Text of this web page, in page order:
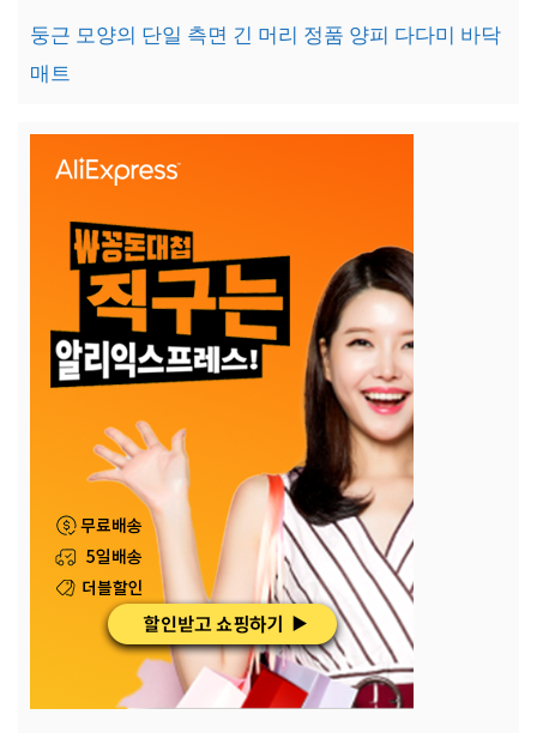
둥근 모양의 단일 측면 긴 머리 정품 양피 다다미 바닥
매트